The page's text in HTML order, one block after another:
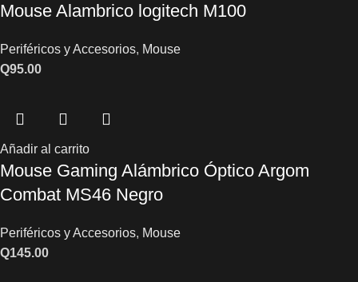
Mouse Alambrico logitech M100
Periféricos y Accesorios, Mouse
Q95.00
Añadir al carrito
Mouse Gaming Alámbrico Óptico Argom
Combat MS46 Negro
Periféricos y Accesorios, Mouse
Q145.00